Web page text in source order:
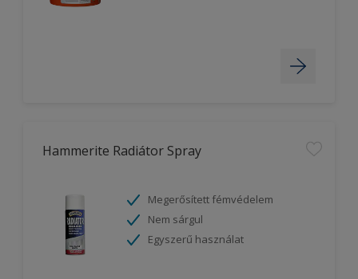
Hammerite Radiátor Spray
Megerősített fémvédelem
Nem sárgul
Egyszerű használat